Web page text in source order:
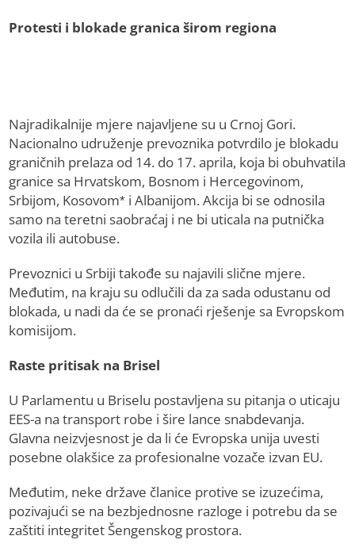
Protesti i blokade granica širom regiona
Najradikalnije mjere najavljene su u Crnoj Gori.
Nacionalno udruženje prevoznika potvrdilo je blokadu
graničnih prelaza od 14. do 17. aprila, koja bi obuhvatila
granice sa Hrvatskom, Bosnom i Hercegovinom,
Srbijom, Kosovom* i Albanijom. Akcija bi se odnosila
samo na teretni saobraćaj i ne bi uticala na putnička
vozila ili autobuse.
Prevoznici u Srbiji takođe su najavili slične mjere.
Međutim, na kraju su odlučili da za sada odustanu od
blokada, u nadi da će se pronaći rješenje sa Evropskom
komisijom.
Raste pritisak na Brisel
U Parlamentu u Briselu postavljena su pitanja o uticaju
EES-a na transport robe i šire lance snabdevanja.
Glavna neizvjesnost je da li će Evropska unija uvesti
posebne olakšice za profesionalne vozače izvan EU.
Međutim, neke države članice protive se izuzećima,
pozivajući se na bezbjednosne razloge i potrebu da se
zaštiti integritet Šengenskog prostora.